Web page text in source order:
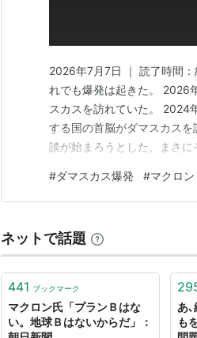
2026年7月7日 ｜ 読了時間
れでも爆発は起きた。 2026
スカスを訪れていた。 2024
する国の首脳がダマスカス
談が始まろうとした、まさ
撃だっただろう。 この記事
体中に爆発した シャラア大…
#ダマスカス爆発 #マクロン
ネットで話題
441 ブックマーク
マクロン氏「プランＢはな
い。地球Ｂはないからだ」：
あ
も